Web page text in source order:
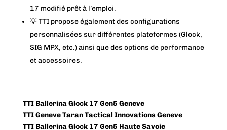
17 modifié prêt à l’emploi.
💡 TTI propose également des configurations
personnalisées sur différentes plateformes (Glock,
SIG MPX, etc.) ainsi que des options de performance
et accessoires.
TTI Ballerina Glock 17 Gen5 Geneve
TTI Geneve Taran Tactical Innovations Geneve
TTI Ballerina Glock 17 Gen5 Haute Savoie